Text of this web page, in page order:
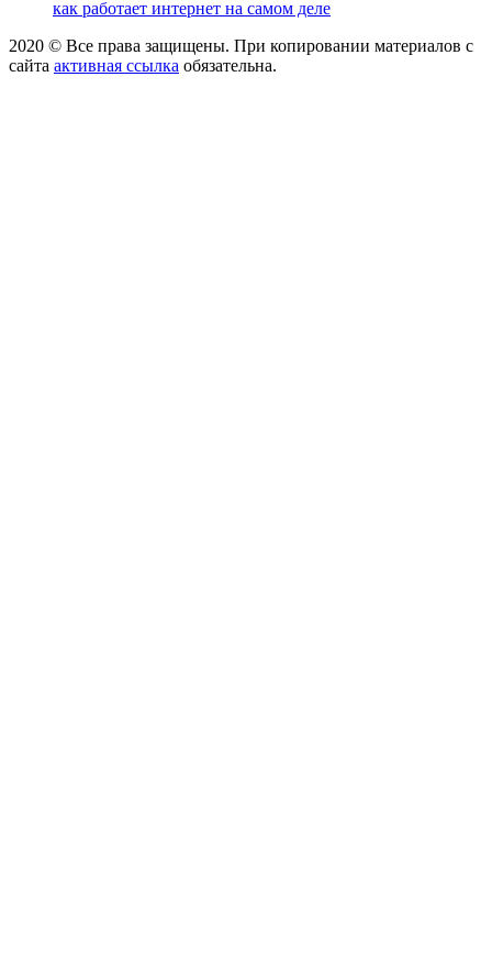
как работает интернет на самом деле
2020 © Все права защищены. При копировании материалов с
сайта активная ссылка обязательна.